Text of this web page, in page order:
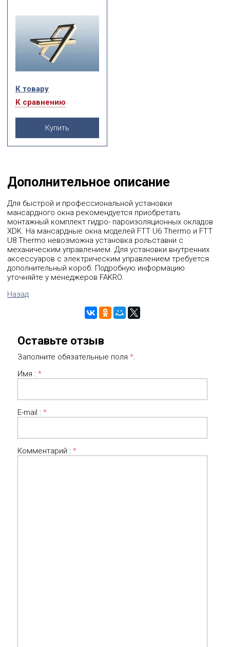
открывания. Благодаря
системе безопасности
FAKRO topSafe окна для
крыши соответствуют
самым строгим
Европейским нормам
безопасности (Европейский
стандарт EN 13049) и
самых безопасных на
Российском рынке,
согласно проведённым
К товару
К сравнению
Купить
Дополнительное описание
Для быстрой и профессиональной установки
мансардного окна рекомендуется приобретать
монтажный комплект гидро- пароизоляционных окладов
XDK. На мансардные окна моделей FTT U6 Thermo и FTT
U8 Thermo невозможна установка рольставни с
механическим управлением. Для установки внутренних
аксессуаров с электрическим управлением требуется
дополнительный короб. Подробную информацию
уточняйте у менеджеров FAKRO.
Назад
Оставьте отзыв
Заполните обязательные поля *.
Имя : *
E-mail : *
Комментарий : *